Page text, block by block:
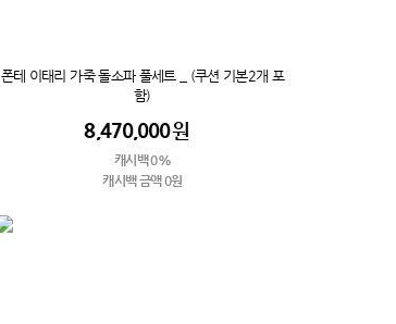
폰테 이태리 가죽 돌소파 풀세트 _ (쿠션 기본2개 포
함)
8,470,000원
캐시백 0%
캐시백 금액 0원